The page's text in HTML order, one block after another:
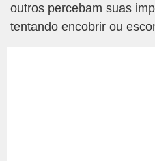
outros percebam suas
tentando encobrir ou